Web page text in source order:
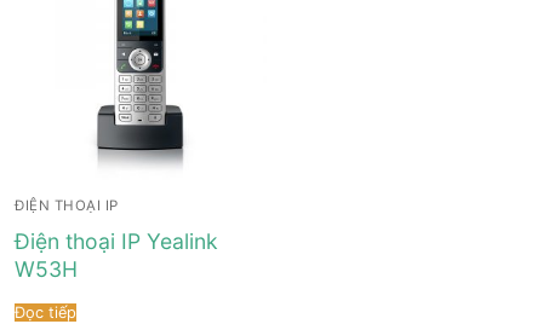
Sản phẩm
Tài liệu hướng dẫn
Tài liệu hướng dẫn
Đại lý
Tin tức
ĐIỆN THOẠI IP
Điện thoại IP Yealink
W53H
Đọc tiếp